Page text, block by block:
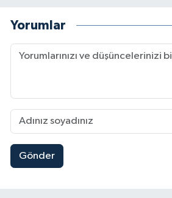
Yorumlar
Gönder